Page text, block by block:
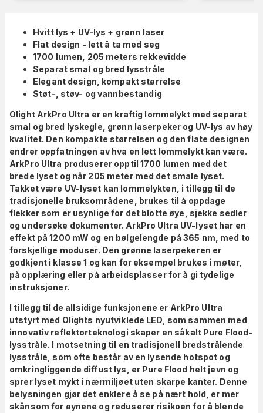
Hvitt lys + UV-lys + grønn laser
Flat design - lett å ta med seg
1700 lumen, 205 meters rekkevidde
Separat smal og bred lysstråle
Elegant design, kompakt størrelse
Støt-, støv- og vannbestandig
Olight ArkPro Ultra er en kraftig lommelykt med separat
smal og bred lyskegle, grønn laserpeker og UV-lys av høy
kvalitet. Den kompakte størrelsen og den flate designen
endrer oppfatningen av hva en lett lommelykt kan være.
ArkPro Ultra produserer opptil 1700 lumen med det
brede lyset og når 205 meter med det smale lyset.
Takket være UV-lyset kan lommelykten, i tillegg til de
tradisjonelle bruksområdene, brukes til å oppdage
flekker som er usynlige for det blotte øye, sjekke sedler
og undersøke dokumenter. ArkPro Ultra UV-lyset har en
effekt på 1200 mW og en bølgelengde på 365 nm, med to
forskjellige moduser. Den grønne laserpekeren er
godkjent i klasse 1 og kan for eksempel brukes i møter,
på opplæring eller på arbeidsplasser for å gi tydelige
instruksjoner.
I tillegg til de allsidige funksjonene er ArkPro Ultra
utstyrt med Olights nyutviklede LED, som sammen med
innovativ reflektorteknologi skaper en såkalt Pure Flood-
lysstråle. I motsetning til en tradisjonell bredstrålende
lysstråle, som ofte består av en lysende hotspot og
omkringliggende diffust lys, er Pure Flood helt jevn og
sprer lyset mykt i nærmiljøet uten skarpe kanter. Denne
belysningen gjør det enklere å se på nært hold, er mer
skånsom for øynene og reduserer risikoen for å blende